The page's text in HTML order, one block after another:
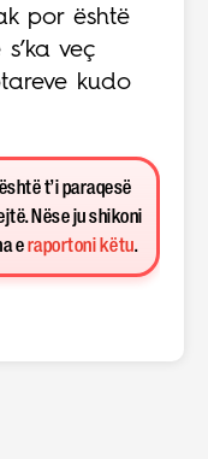
por është
veç
kudo
t’i paraqesë
Nëse ju shikoni
e raportoni këtu.